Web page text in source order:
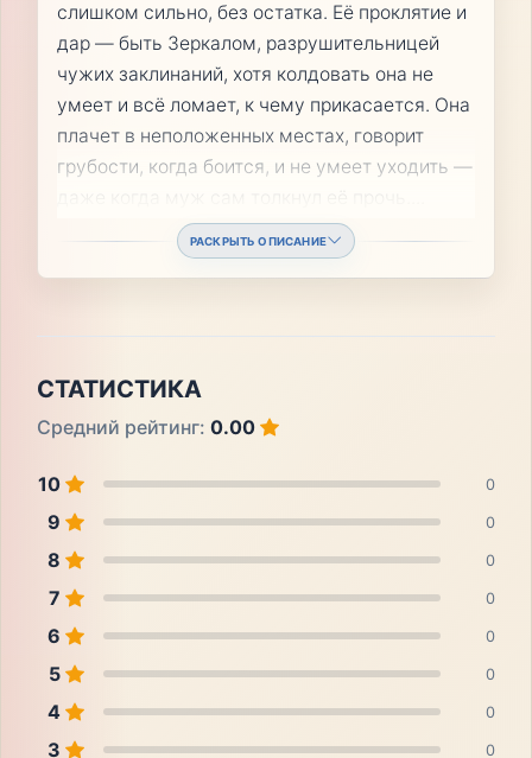
слишком сильно, без остатка. Её проклятие и
дар — быть Зеркалом, разрушительницей
чужих заклинаний, хотя колдовать она не
умеет и всё ломает, к чему прикасается. Она
плачет в неположенных местах, говорит
грубости, когда боится, и не умеет уходить —
РАСКРЫТЬ ОПИСАНИЕ
СТАТИСТИКА
Средний рейтинг: 0.00
10 0
9 0
8 0
7 0
6 0
5 0
4 0
3 0